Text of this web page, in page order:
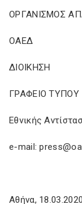
ΟΡΓΑΝΙΣΜΟΣ
ΟΑΕΔ
ΔΙΟΙΚΗΣΗ
ΓΡΑΦΕΙΟ ΤΥΠΟΥ
Εθνικής
e-mail:
Αθήνα, 18.03.2020